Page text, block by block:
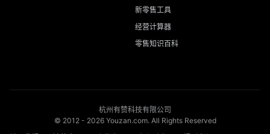
新零售工具
经营计算器
零售知识百科
杭州有赞科技有限公司
© 2012 - 2026Youzan.com. All Rights Reserved